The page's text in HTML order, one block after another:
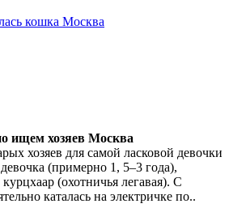
кошка Москва
ищем хозяев Москва
хозяев для самой ласковой девочки
(примерно 1, 5–3 года),
(охотничья легавая). С
каталась на электричке по..